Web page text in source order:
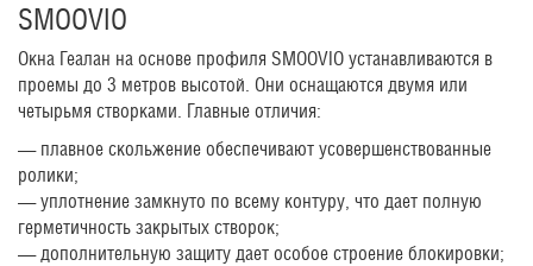
SMOOVIO
Окна Геалан на основе профиля SMOOVIO устанавливаются в
проемы до 3 метров высотой. Они оснащаются двумя или
четырьмя створками. Главные отличия:
— плавное скольжение обеспечивают усовершенствованные
ролики;
— уплотнение замкнуто по всему контуру, что дает полную
герметичность закрытых створок;
— дополнительную защиту дает особое строение блокировки;